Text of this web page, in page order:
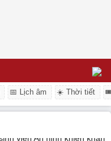
📅 Lịch âm ☀️ Thời tiết